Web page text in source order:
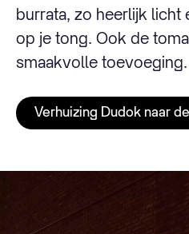
burrata, zo heerlijk licht
op je tong. Ook de
smaakvolle toevoeging.
Verhuizing Dudok naar